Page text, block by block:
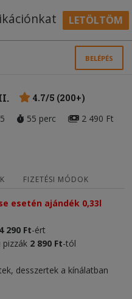
LETÖLTÖM
BELÉPÉS
4.7/5 (200+)
55 perc 2 490 Ft
FIZETÉSI MÓDOK
esetén ajándék 0,33l
4 290 Ft-ért
2 890 Ft-tól
desszertek a kínálatban